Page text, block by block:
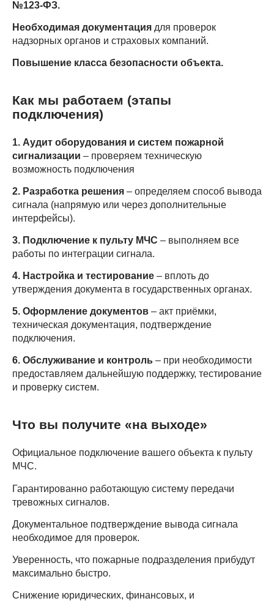
№123-ФЗ.
Необходимая документация для проверок
надзорных органов и страховых компаний.
Повышение класса безопасности объекта.
Как мы работаем (этапы
подключения)
1. Аудит оборудования и систем пожарной
сигнализации – проверяем техническую
возможность подключения
2. Разработка решения – определяем способ вывода
сигнала (напрямую или через дополнительные
интерфейсы).
3. Подключение к пульту МЧС – выполняем все
работы по интеграции сигнала.
4. Настройка и тестирование – вплоть до
утверждения документа в государственных органах.
5. Оформление документов – акт приёмки,
техническая документация, подтверждение
подключения.
6. Обслуживание и контроль – при необходимости
предоставляем дальнейшую поддержку, тестирование
и проверку систем.
Что вы получите «на выходе»
Официальное подключение вашего объекта к пульту
МЧС.
Гарантированно работающую систему передачи
тревожных сигналов.
Документальное подтверждение вывода сигнала
необходимое для проверок.
Уверенность, что пожарные подразделения прибудут
максимально быстро.
Снижение юридических, финансовых, и